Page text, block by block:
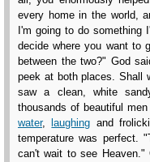
every home in the world,
I'm going to do something
decide where you want to
between the two?" God
peek at both places. Shall
saw a clean, white
thousands of beautiful
water, laughing and
temperature was perfect.
can't wait to see